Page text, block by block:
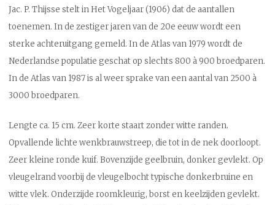
Jac. P. Thijsse stelt in Het Vogeljaar (1906) dat de aantallen
toenemen. In de zestiger jaren van de 20e eeuw wordt een
sterke achteruitgang gemeld. In de Atlas van 1979 wordt de
Nederlandse populatie geschat op slechts 800 à 900 broedparen.
In de Atlas van 1987 is al weer sprake van een aantal van 2500 à
3000 broedparen.
Lengte ca. 15 cm. Zeer korte staart zonder witte randen.
Opvallende lichte wenkbrauwstreep, die tot in de nek doorloopt.
Zeer kleine ronde kuif. Bovenzijde geelbruin, donker gevlekt. Op
vleugelrand voorbij de vleugelbocht typische donkerbruine en
witte vlek. Onderzijde roomkleurig, borst en keelzijden gevlekt.